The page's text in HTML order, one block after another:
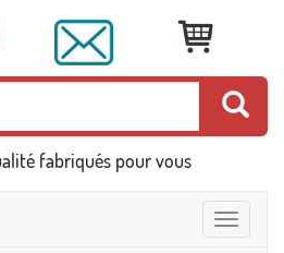
fabriqués pour vous
Toggle
navigation